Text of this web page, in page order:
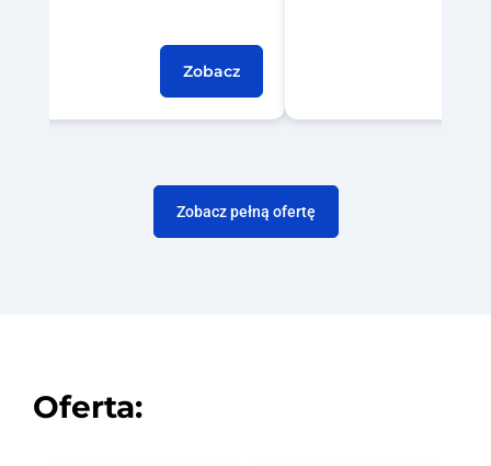
Zobacz
Zobacz pełną ofertę
Oferta: